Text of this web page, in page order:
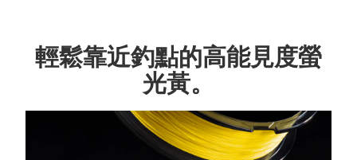
輕鬆靠近釣點的高能見度螢
光黃。